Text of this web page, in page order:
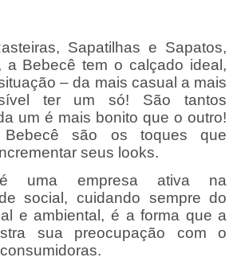
Sapatilhas e Sapatos,
a Bebecê tem o calçado ideal,
– da mais casual a mais
ter um só! São tantos
um é mais bonito que o outro!
Bebecê são os toques que
seus looks.
uma empresa ativa na
social, cuidando sempre do
e ambiental, é a forma que a
sua preocupação com o